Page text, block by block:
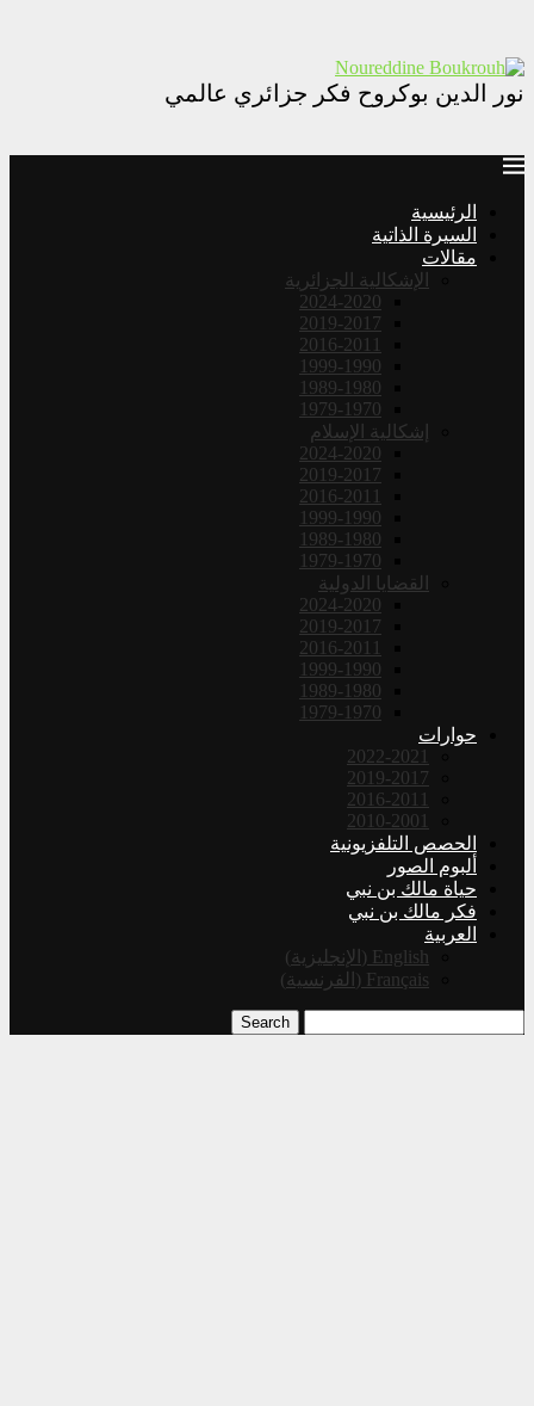
نور الدين بوكروح فكر جزائري عالمي
الرئيسية
السيرة الذاتية
مقالات
الإشكالية الجزائرية
2024-2020
2019-2017
2016-2011
1999-1990
1989-1980
1979-1970
إشكالية الإسلام
2024-2020
2019-2017
2016-2011
1999-1990
1989-1980
1979-1970
القضايا الدولية
2024-2020
2019-2017
2016-2011
1999-1990
1989-1980
1979-1970
حوارات
2022-2021
2019-2017
2016-2011
2010-2001
الحصص التلفزيونية
ألبوم الصور
حياة مالك بن نبي
فكر مالك بن نبي
العربية
English
( الإنجليزية)
Français
( الفرنسية)
Search